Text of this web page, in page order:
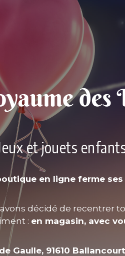
et jouets
en ligne ferme
décidé de recentrer
: en magasin, avec
Gaulle, 91610